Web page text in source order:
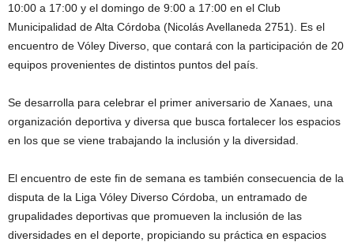
10:00 a 17:00 y el domingo de 9:00 a 17:00 en el Club
Municipalidad de Alta Córdoba (Nicolás Avellaneda 2751). Es el
encuentro de Vóley Diverso, que contará con la participación de 20
equipos provenientes de distintos puntos del país.
Se desarrolla para celebrar el primer aniversario de Xanaes, una
organización deportiva y diversa que busca fortalecer los espacios
en los que se viene trabajando la inclusión y la diversidad.
El encuentro de este fin de semana es también consecuencia de la
disputa de la Liga Vóley Diverso Córdoba, un entramado de
grupalidades deportivas que promueven la inclusión de las
diversidades en el deporte, propiciando su práctica en espacios